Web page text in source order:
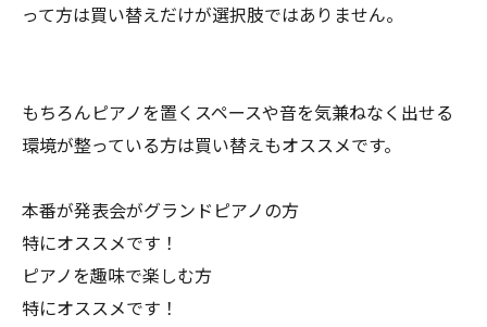
って方は買い替えだけが選択肢ではありません。
もちろんピアノを置くスペースや音を気兼ねなく出せる
環境が整っている方は買い替えもオススメです。
本番が発表会がグランドピアノの方
特にオススメです！
ピアノを趣味で楽しむ方
特にオススメです！